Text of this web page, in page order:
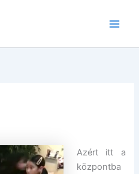
Azért itt a
központba